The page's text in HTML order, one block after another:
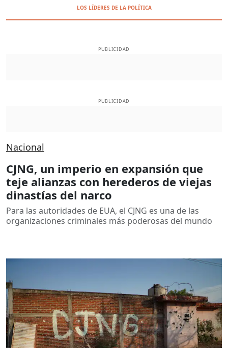
LOS LÍDERES DE LA POLÍTICA
PUBLICIDAD
PUBLICIDAD
Nacional
CJNG, un imperio en expansión que
teje alianzas con herederos de viejas
dinastías del narco
Para las autoridades de EUA, el CJNG es una de las
organizaciones criminales más poderosas del mundo